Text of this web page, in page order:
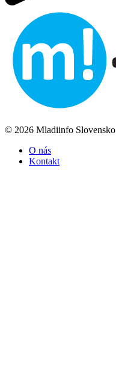
© 2026 Mladiinfo Slovensko
O nás
Kontakt